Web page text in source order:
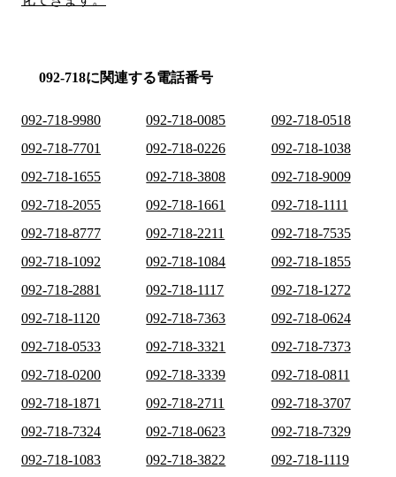
092-718に関連する電話番号
092-718-9980 092-718-0085
092-718-0518
092-718-7701
092-718-0226
092-718-1038
092-718-1655
092-718-3808
092-718-9009
092-718-2055
092-718-1661
092-718-1111
092-718-8777
092-718-2211
092-718-7535
092-718-1092
092-718-1084
092-718-1855
092-718-2881
092-718-1117
092-718-1272
092-718-1120
092-718-7363
092-718-0624
092-718-0533
092-718-3321
092-718-7373
092-718-0200
092-718-3339
092-718-0811
092-718-1871
092-718-2711
092-718-3707
092-718-7324
092-718-0623
092-718-7329
092-718-1083
092-718-3822
092-718-1119